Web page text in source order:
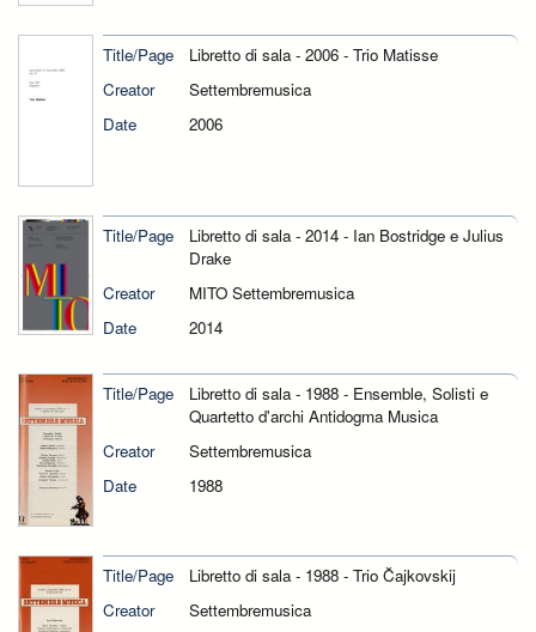
Title/Page
Libretto di sala - 2006 - Trio Matisse
Creator
Settembremusica
Date
2006
Title/Page
Libretto di sala - 2014 - Ian Bostridge e Julius
Drake
Creator
MITO Settembremusica
Date
2014
Title/Page
Libretto di sala - 1988 - Ensemble, Solisti e
Quartetto d'archi Antidogma Musica
Creator
Settembremusica
Date
1988
Title/Page
Libretto di sala - 1988 - Trio Čajkovskij
Creator
Settembremusica